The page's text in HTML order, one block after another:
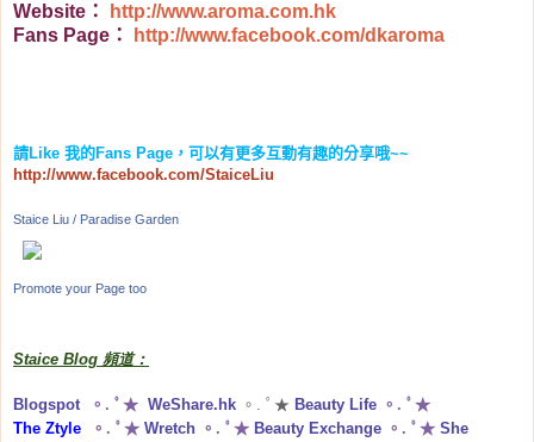
Website：
http://www.aroma.com.hk
Fans Page：
http://www.facebook.com/dkaroma
請Like 我的Fans Page ，可以有更多互動有趣的分享哦~~
http://www.facebook.com/StaiceLiu
Staice Liu / Paradise Garden
Promote your Page too
Staice Blog 頻道：
Blogspot 。. ﾟ★ WeShare.hk 。. ﾟ★ Beauty Life 。. ﾟ★
The Ztyle
。. ﾟ★ Wretch 。. ﾟ★ Beauty Exchange 。. ﾟ★ She